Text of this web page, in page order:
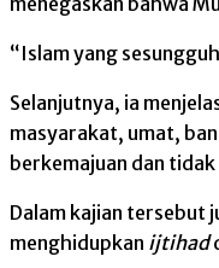
“Islam yang
Selanjutnya, ia
masyarakat, umat,
berkemajuan dan
Dalam kajian tersebut
menghidupkan ijtihad